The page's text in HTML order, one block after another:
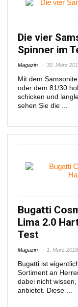
Die vier
Spinner im
Magazin 30. März
Mit dem
oder dem 81/30
schicken und
sehen Sie die ...
Bugatti
Lima 2.0
Test
Magazin 1. März 2018
Bugatti ist
Sortiment an
dabei nicht
anbietet. Diese ...